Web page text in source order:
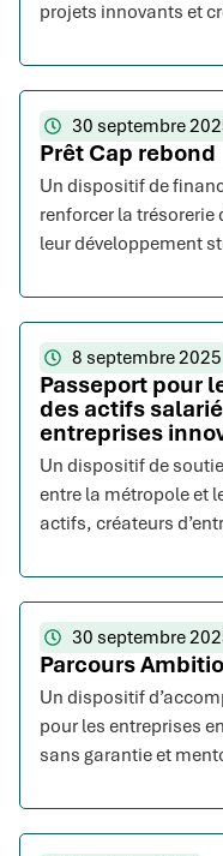
projets innovants et
30 septembre
Prêt Cap rebond
Un dispositif de
renforcer la trésorerie
leur développement
8 septembre 2025
Passeport pour
des actifs
entreprises
Un dispositif de
entre la métropole et
actifs, créateurs
30 septembre
Parcours
Un dispositif
pour les entreprises
sans garantie et